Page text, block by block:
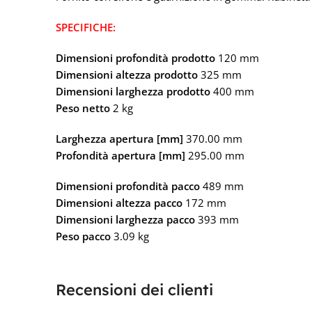
SPECIFICHE:
Dimensioni profondità prodotto 120 mm
Dimensioni altezza prodotto 325 mm
Dimensioni larghezza prodotto 400 mm
Peso netto 2 kg
Larghezza apertura [mm] 370.00 mm
Profondità apertura [mm] 295.00 mm
Dimensioni profondità pacco 489 mm
Dimensioni altezza pacco 172 mm
Dimensioni larghezza pacco 393 mm
Peso pacco 3.09 kg
Recensioni dei clienti